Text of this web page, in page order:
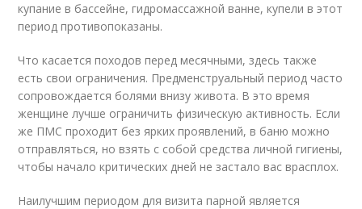
купание в бассейне, гидромассажной ванне, купели в этот
период противопоказаны.
Что касается походов перед месячными, здесь также
есть свои ограничения. Предменструальный период часто
сопровождается болями внизу живота. В это время
женщине лучше ограничить физическую активность. Если
же ПМС проходит без ярких проявлений, в баню можно
отправляться, но взять с собой средства личной гигиены,
чтобы начало критических дней не застало вас врасплох.
Наилучшим периодом для визита парной является